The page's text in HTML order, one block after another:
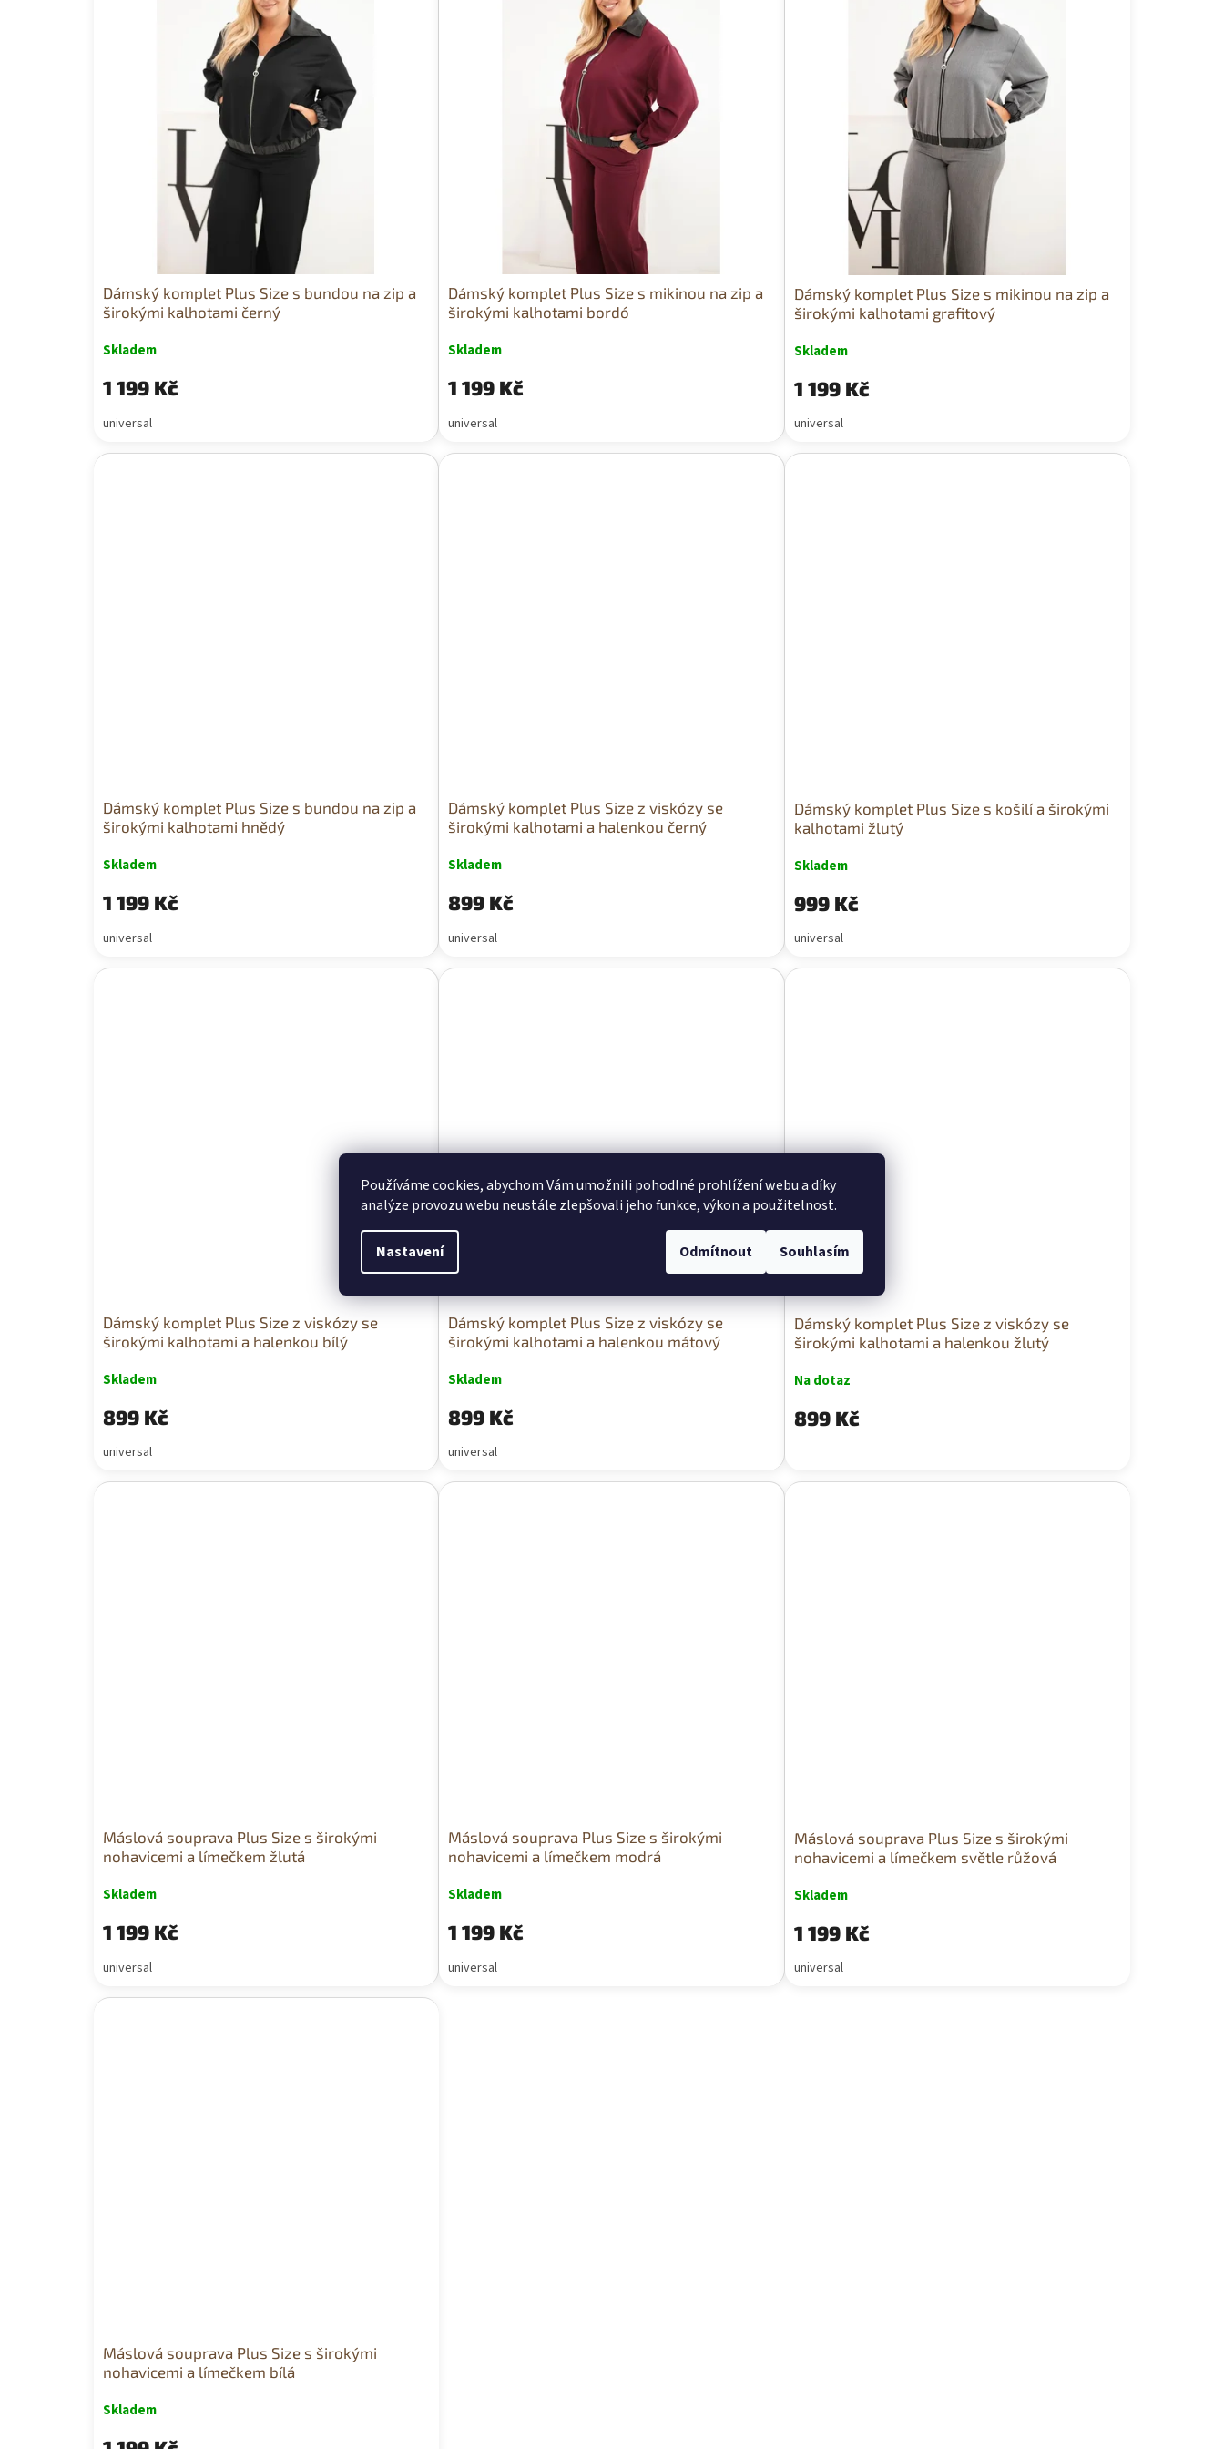
Používáme cookies, abychom Vám umožnili pohodlné prohlížení webu a díky
analýze provozu webu neustále zlepšovali jeho funkce, výkon a použitelnost.
Nastavení Odmítnout Souhlasím
Dámský komplet Plus Size s bundou na zip a
širokými kalhotami černý
Skladem
1 199 Kč
universal
Dámský komplet Plus Size s mikinou na zip a
širokými kalhotami bordó
Skladem
1 199 Kč
universal
Dámský komplet Plus Size s mikinou na zip a
širokými kalhotami grafitový
Skladem
1 199 Kč
universal
Dámský komplet Plus Size s bundou na zip a
širokými kalhotami hnědý
Skladem
1 199 Kč
universal
Dámský komplet Plus Size z viskózy se
širokými kalhotami a halenkou černý
Skladem
899 Kč
universal
Dámský komplet Plus Size s košilí a širokými
kalhotami žlutý
Skladem
999 Kč
universal
Dámský komplet Plus Size z viskózy se
širokými kalhotami a halenkou bílý
Skladem
899 Kč
universal
Dámský komplet Plus Size z viskózy se
širokými kalhotami a halenkou mátový
Skladem
899 Kč
universal
Dámský komplet Plus Size z viskózy se
širokými kalhotami a halenkou žlutý
Na dotaz
899 Kč
Máslová souprava Plus Size s širokými
nohavicemi a límečkem žlutá
Skladem
1 199 Kč
universal
Máslová souprava Plus Size s širokými
nohavicemi a límečkem modrá
Skladem
1 199 Kč
universal
Máslová souprava Plus Size s širokými
nohavicemi a límečkem světle růžová
Skladem
1 199 Kč
universal
Máslová souprava Plus Size s širokými
nohavicemi a límečkem bílá
Skladem